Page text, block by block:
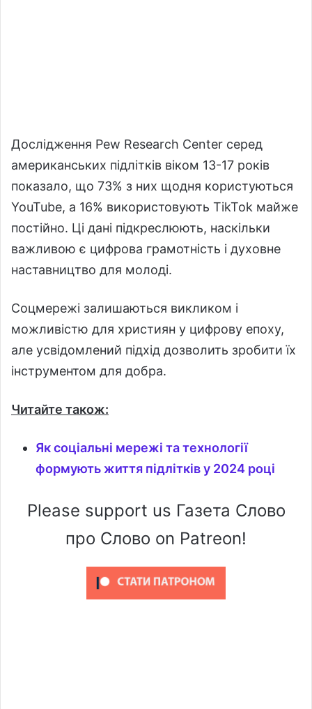
Дослідження Pew Research Center серед
американських підлітків віком 13-17 років
показало, що 73% з них щодня користуються
YouTube, а 16% використовують TikTok майже
постійно. Ці дані підкреслюють, наскільки
важливою є цифрова грамотність і духовне
наставництво для молоді.
Соцмережі залишаються викликом і
можливістю для християн у цифрову епоху,
але усвідомлений підхід дозволить зробити їх
інструментом для добра.
Читайте також:
Як соціальні мережі та технології
формують життя підлітків у 2024 році
Please support us Газета Слово
про Слово on Patreon!